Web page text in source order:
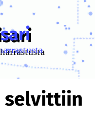
selvittiin